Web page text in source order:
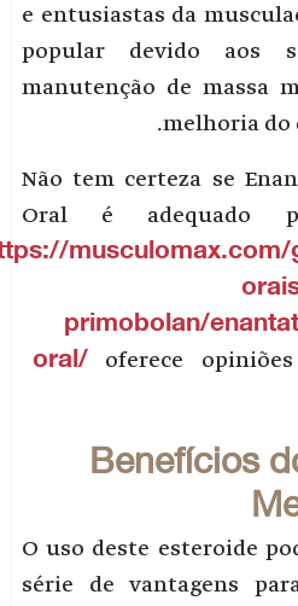
e entusiastas da
popular devido aos
manutenção de massa
melhoria
Não tem certeza se
Oral é
https://
primobolan/
oral/ oferece
Benefícios
O uso deste esteroide
série de vantagens